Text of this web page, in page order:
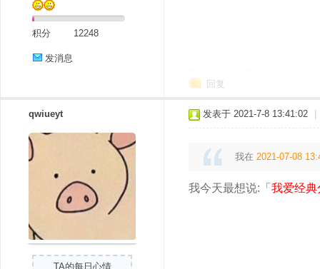
积分 12248
发消息
回复
qwiueyt
TA的每日心情
发表于 2021-7-8 13:41:02
我在 2021-07-08
我今天最想说:「 我爱经典